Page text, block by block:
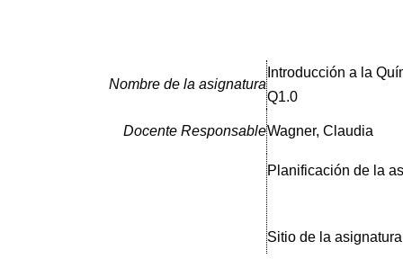
Nombre de la asignatura
Introducción a la
Q1.0
Docente ResponsableWagner, Claudia
Planificación de la
Sitio de la asignatura